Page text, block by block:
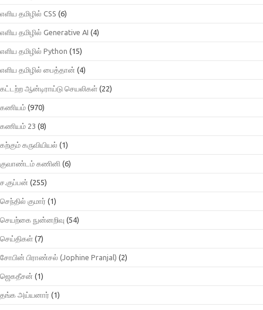
எளிய தமிழில் CSS (6)
எளிய தமிழில் Generative AI (4)
எளிய தமிழில் Python (15)
எளிய தமிழில் பைத்தான் (4)
கட்டற்ற ஆன்டிராய்டு செயலிகள் (22)
கணியம் (970)
கணியம் 23 (8)
கற்கும் கருவியியல் (1)
குவாண்டம் கணினி (6)
ச.குப்பன் (255)
செந்தில் குமார் (1)
செயற்கை நுன்னறிவு (54)
செய்திகள் (7)
சோபின் பிராண்சல் (Jophine Pranjal) (2)
ஜெகதீசன் (1)
தங்க அய்யனார் (1)